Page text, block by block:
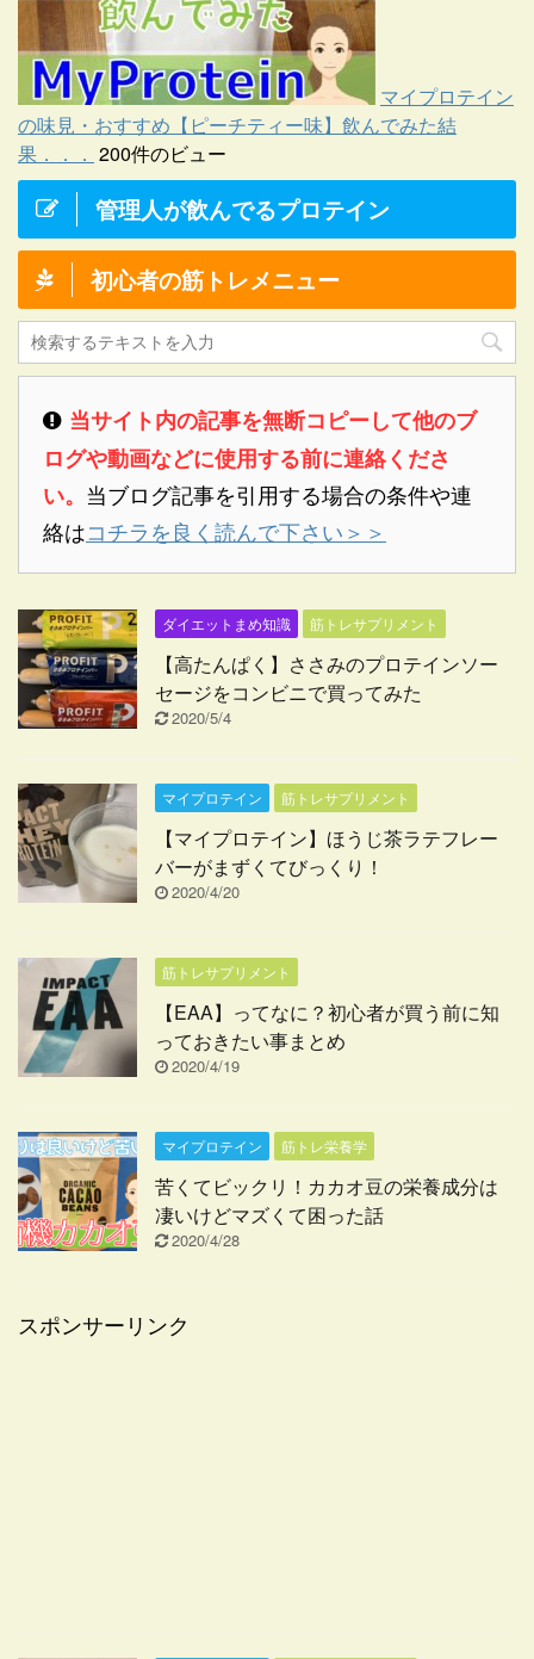
マイプロテイン
の味見・おすすめ【ピーチティー味】飲んでみた結
果．．． 200件のビュー
管理人が飲んでるプロテイン
初心者の筋トレメニュー
当サイト内の記事を無断コピーして他のブ
ログや動画などに使用する前に連絡くださ
い。 当ブログ記事を引用する場合の条件や連
絡はコチラを良く読んで下さい＞＞
ダイエットまめ知識 筋トレサプリメント
【高たんぱく】ささみのプロテインソー
セージをコンビニで買ってみた
2020/5/4
マイプロテイン 筋トレサプリメント
【マイプロテイン】ほうじ茶ラテフレー
バーがまずくてびっくり！
2020/4/20
筋トレサプリメント
【EAA】ってなに？初心者が買う前に知
っておきたい事まとめ
2020/4/19
マイプロテイン 筋トレ栄養学
苦くてビックリ！カカオ豆の栄養成分は
凄いけどマズくて困った話
2020/4/28
スポンサーリンク